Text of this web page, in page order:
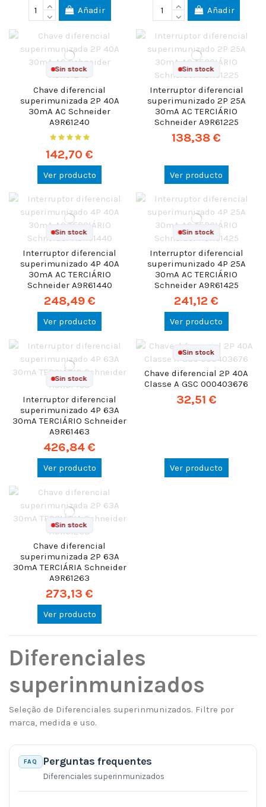
Añadir Añadir
Sin stock
Chave diferencial
superimunizada 2P 40A
30mA AC Schneider
A9R61240
142,70 €
Ver producto
Sin stock
Interruptor diferencial
superimunizado 2P 25A
30mA AC TERCIÁRIO
Schneider A9R61225
138,38 €
Ver producto
Sin stock
Interruptor diferencial
superimunizado 4P 40A
30mA AC TERCIÁRIO
Schneider A9R61440
248,49 €
Ver producto
Sin stock
Interruptor diferencial
superimunizado 4P 25A
30mA AC TERCIÁRIO
Schneider A9R61425
241,12 €
Ver producto
Sin stock
Interruptor diferencial
superimunizado 4P 63A
30mA TERCIÁRIO Schneider
A9R61463
426,84 €
Ver producto
Sin stock
Chave diferencial 2P 40A
Classe A GSC 000403676
32,51 €
Ver producto
Sin stock
Chave diferencial
superimunizada 2P 63A
30mA TERCIÁRIA Schneider
A9R61263
273,13 €
Ver producto
Diferenciales
superinmunizados
Seleção de Diferenciales superinmunizados. Filtre por
marca, medida e uso.
FAQ Perguntas frequentes
Diferenciales superinmunizados